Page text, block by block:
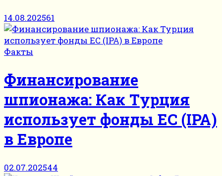
14.08.202561
Факты
Финансирование
шпионажа: Как Турция
использует фонды ЕС (IPA)
в Европе
02.07.202544